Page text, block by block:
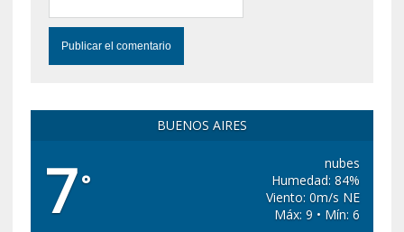
BUENOS AIRES
7°
nubes
Humedad: 84%
Viento: 0m/s NE
Máx: 9 • Mín: 6